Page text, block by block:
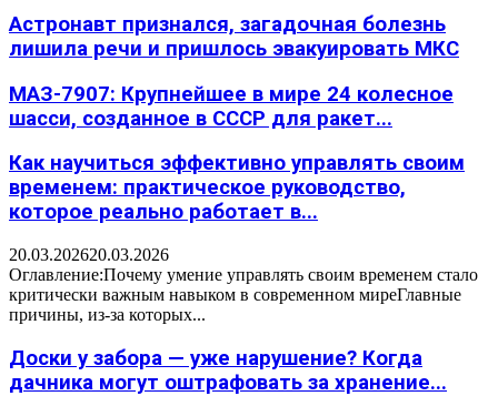
Астронавт признался, загадочная болезнь
лишила речи и пришлось эвакуировать МКС
МАЗ-7907: Крупнейшее в мире 24 колесное
шасси, созданное в СССР для ракет...
Как научиться эффективно управлять своим
временем: практическое руководство,
которое реально работает в...
20.03.202620.03.2026
Оглавление:Почему умение управлять своим временем стало
критически важным навыком в современном миреГлавные
причины, из-за которых...
Доски у забора — уже нарушение? Когда
дачника могут оштрафовать за хранение...